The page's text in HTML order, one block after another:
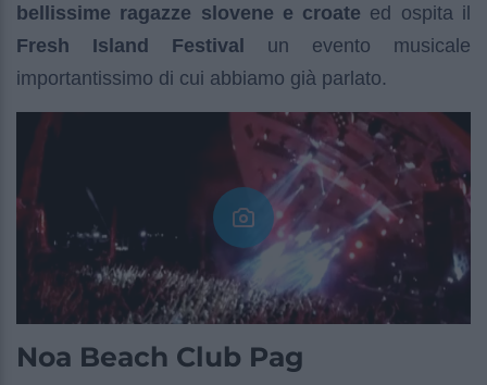
bellissime ragazze slovene e croate ed ospita il
Fresh Island Festival un evento musicale
importantissimo di cui abbiamo già parlato.
Noa Beach Club Pag